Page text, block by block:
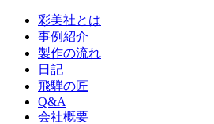
彩美社とは
事例紹介
製作の流れ
日記
飛騨の匠
Q&A
会社概要